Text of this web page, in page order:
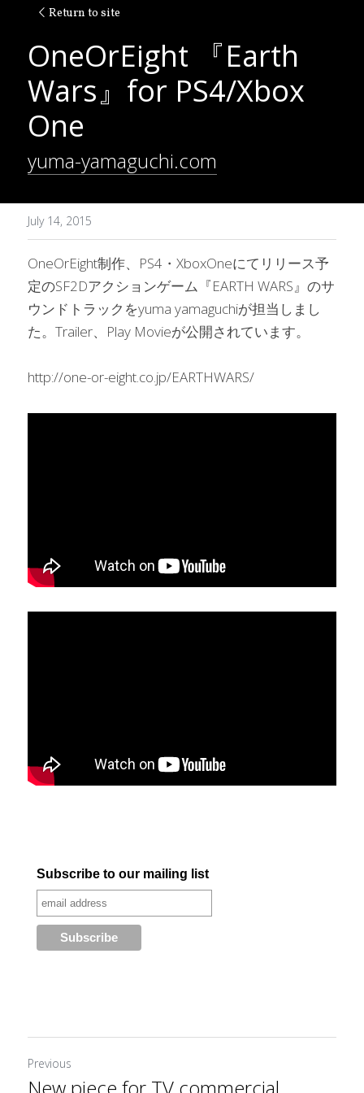
Return to site
OneOrEight 『Earth
Wars』for PS4/Xbox
One
yuma-yamaguchi.com
July 14, 2015
OneOrEight制作、 PS4・XboxOneにてリリース予
定のSF2Dアクションゲーム『EARTH WARS』のサ
ウンドトラックをyuma yamaguchiが担当しまし
た。Trailer、Play Movieが公開されています。
http://one-or-eight.co.jp/EARTHWARS/
Previous
New piece for TV commercial